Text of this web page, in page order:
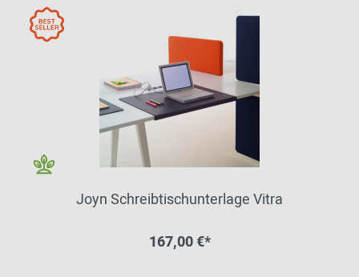
Joyn Schreibtischunterlage Vitra
167,00 €*